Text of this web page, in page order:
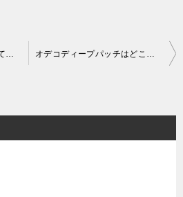
リッドキララはどこで売ってる？ドンキやドラッグストアなど販売店での市販状況を調査してレポート！ オデコディープパッチはどこで売ってる？マツキヨやドンキなど販売店での市販状況を調査してレポート！